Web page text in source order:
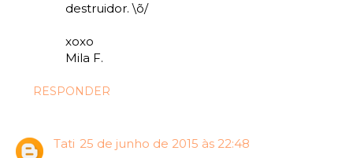
destruidor. \õ/
xoxo
Mila F.
RESPONDER
Tati 25 de junho de 2015 às 22:48